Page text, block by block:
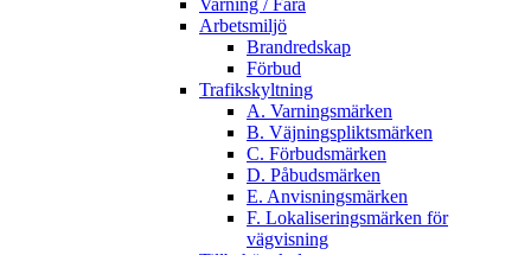
Varning / Fara
Arbetsmiljö
Brandredskap
Förbud
Trafikskyltning
A. Varningsmärken
B. Väjningspliktsmärken
C. Förbudsmärken
D. Påbudsmärken
E. Anvisningsmärken
F. Lokaliseringsmärken för
vägvisning